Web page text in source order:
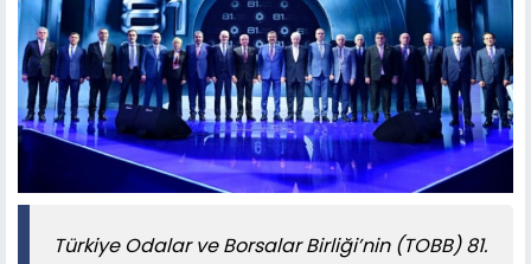
Türkiye Odalar ve Borsalar Birliği’nin (TOBB) 81.